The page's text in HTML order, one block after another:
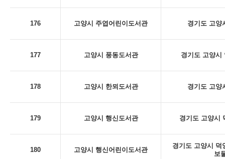
176 고양시 주엽어린이도서관 경기도 고양
177 고양시 풍동도서관 경기도 고양시
178 고양시 한뫼도서관 경기도 고양
179 고양시 행신도서관 경기도 고양시
180 고양시 행신어린이도서관
경기도 고양시 덕
보